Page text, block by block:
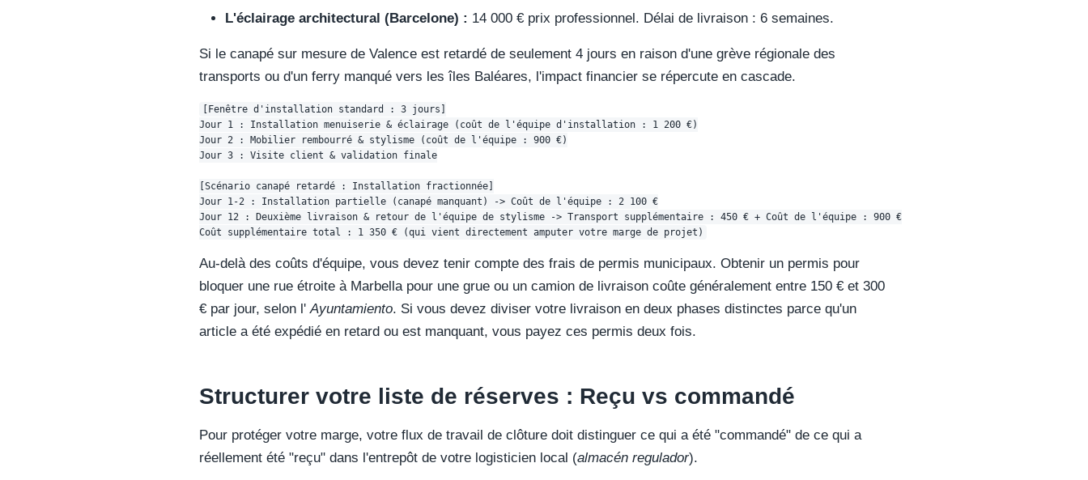
L'éclairage architectural (Barcelone) : 14 000 € prix professionnel. Délai de livraison : 6 semaines.
Si le canapé sur mesure de Valence est retardé de seulement 4 jours en raison d'une grève régionale des
transports ou d'un ferry manqué vers les îles Baléares, l'impact financier se répercute en cascade.
[Fenêtre d'installation standard : 3 jours]
Jour 1 : Installation menuiserie & éclairage (coût de l'équipe d'installation : 1 200 €)
Jour 2 : Mobilier rembourré & stylisme (coût de l'équipe : 900 €)
Jour 3 : Visite client & validation finale
[Scénario canapé retardé : Installation fractionnée]
Jour 1-2 : Installation partielle (canapé manquant) -> Coût de l'équipe : 2 100 €
Jour 12 : Deuxième livraison & retour de l'équipe de stylisme -> Transport supplémentaire : 450 € + Coût de l'équipe : 900 €
Au-delà des coûts d'équipe, vous devez tenir compte des frais de permis municipaux. Obtenir un permis pour
bloquer une rue étroite à Marbella pour une grue ou un camion de livraison coûte généralement entre 150 € et 300
€ par jour, selon l'Ayuntamiento. Si vous devez diviser votre livraison en deux phases distinctes parce qu'un
article a été expédié en retard ou est manquant, vous payez ces permis deux fois.
Structurer votre liste de réserves : Reçu vs commandé
Pour protéger votre marge, votre flux de travail de clôture doit distinguer ce qui a été "commandé" de ce qui a
réellement été "reçu" dans l'entrepôt de votre logisticien local (almacén regulador).